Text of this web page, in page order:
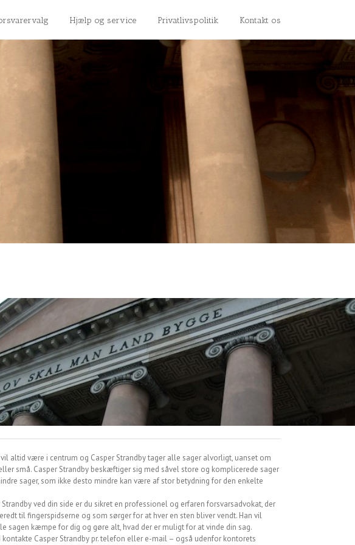
Hjælp og service Privatlivspolitik Kontakt os
altid være i centrum og Casper Strandby tager alle sager alvorligt, uanset om
små. Casper Strandby beskæftiger sig med såvel store og komplicerede sager
sager, som ikke desto mindre kan være af stor betydning for den enkelte
Strandby ved din side er du sikret en professionel og erfaren forsvarsadvokat, der
til fingerspidserne og som sørger for at hver en sten bliver vendt. Han vil
sagen kæmpe for dig og gøre alt, hvad der er muligt for at vinde din sag.
kontakte Casper Strandby pr. telefon eller e-mail – også udenfor kontorets